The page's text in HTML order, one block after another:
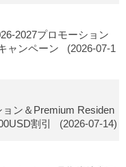
2027プロモーション
ャンペーン (2026-07-1
ョン＆Premium Residen
割引
(2026-07-14)